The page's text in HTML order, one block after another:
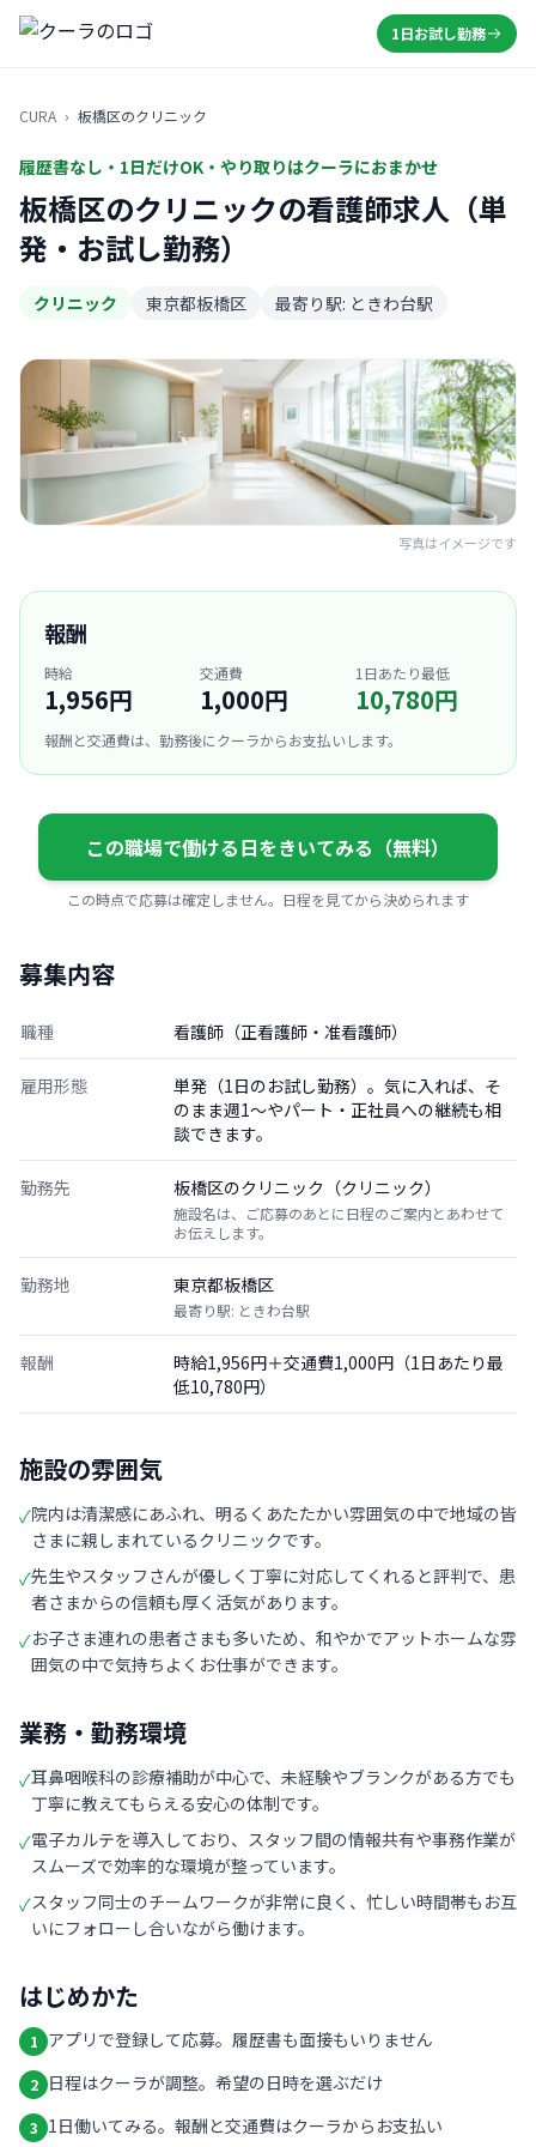
1日お試し勤務
CURA › 板橋区のクリニック
履歴書なし・1日だけOK・やり取りはクーラにおまかせ
板橋区のクリニックの看護師求人（単
発・お試し勤務）
クリニック 東京都板橋区 最寄り駅: ときわ台駅
写真はイメージです
報酬
時給
1,956円
交通費
1,000円
1日あたり最低
10,780円
報酬と交通費は、勤務後にクーラからお支払いします。
この職場で働ける日をきいてみる（無料）
この時点で応募は確定しません。日程を見てから決められます
募集内容
職種 看護師（正看護師・准看護師）
雇用形態
単発（1日のお試し勤務）。気に入れば、そ
のまま週1〜やパート・正社員への継続も相
談できます。
勤務先 板橋区のクリニック（クリニック）
施設名は、ご応募のあとに日程のご案内とあわせて
お伝えします。
勤務地 東京都板橋区
最寄り駅: ときわ台駅
報酬
時給1,956円＋交通費1,000円（1日あたり最
低10,780円）
施設の雰囲気
✓院内は清潔感にあふれ、明るくあたたかい雰囲気の中で地域の皆
さまに親しまれているクリニックです。
✓先生やスタッフさんが優しく丁寧に対応してくれると評判で、患
者さまからの信頼も厚く活気があります。
✓お子さま連れの患者さまも多いため、和やかでアットホームな雰
囲気の中で気持ちよくお仕事ができます。
業務・勤務環境
✓耳鼻咽喉科の診療補助が中心で、未経験やブランクがある方でも
丁寧に教えてもらえる安心の体制です。
✓電子カルテを導入しており、スタッフ間の情報共有や事務作業が
スムーズで効率的な環境が整っています。
✓スタッフ同士のチームワークが非常に良く、忙しい時間帯もお互
いにフォローし合いながら働けます。
はじめかた
1 アプリで登録して応募。履歴書も面接もいりません
2 日程はクーラが調整。希望の日時を選ぶだけ
3 1日働いてみる。報酬と交通費はクーラからお支払い